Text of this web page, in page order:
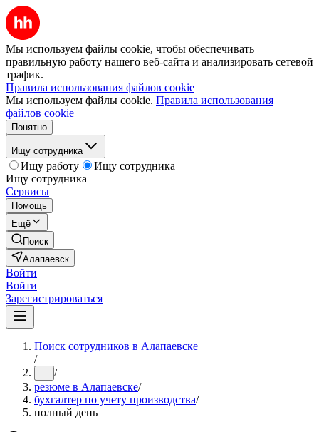
Мы используем файлы cookie, чтобы обеспечивать
правильную работу нашего веб-сайта и анализировать сетевой
трафик.
Правила использования файлов cookie
Мы используем файлы cookie. Правила использования
файлов cookie
Понятно
Ищу сотрудника
Ищу работу
Ищу сотрудника
Ищу сотрудника
Сервисы
Помощь
Ещё
Поиск
Алапаевск
Войти
Войти
Зарегистрироваться
Поиск сотрудников в Алапаевске
/
... /
резюме в Алапаевске/
бухгалтер по учету производства/
полный день